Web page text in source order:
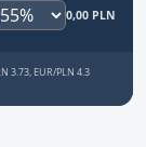
0,00 PLN
3.73, EUR/PLN 4.3